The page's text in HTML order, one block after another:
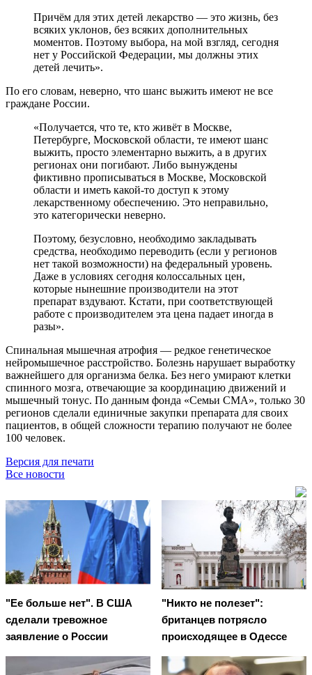
Причём для этих детей лекарство — это жизнь, без
всяких уклонов, без всяких дополнительных
моментов. Поэтому выбора, на мой взгляд, сегодня
нет у Российской Федерации, мы должны этих
детей лечить».
По его словам, неверно, что шанс выжить имеют не все
граждане России.
«Получается, что те, кто живёт в Москве,
Петербурге, Московской области, те имеют шанс
выжить, просто элементарно выжить, а в других
регионах они погибают. Либо вынуждены
фиктивно прописываться в Москве, Московской
области и иметь какой-то доступ к этому
лекарственному обеспечению. Это неправильно,
это категорически неверно.
Поэтому, безусловно, необходимо закладывать
средства, необходимо переводить (если у регионов
нет такой возможности) на федеральный уровень.
Даже в условиях сегодня колоссальных цен,
которые нынешние производители на этот
препарат вздувают. Кстати, при соответствующей
работе с производителем эта цена падает иногда в
разы».
Спинальная мышечная атрофия — редкое генетическое
нейромышечное расстройство. Болезнь нарушает выработку
важнейшего для организма белка. Без него умирают клетки
спинного мозга, отвечающие за координацию движений и
мышечный тонус. По данным фонда «Семьи СМА», только 30
регионов сделали единичные закупки препарата для своих
пациентов, в общей сложности терапию получают не более
100 человек.
Версия для печати
Все новости
"Ее больше нет". В США
сделали тревожное
заявление о России
"Никто не полезет":
британцев потрясло
происходящее в Одессе